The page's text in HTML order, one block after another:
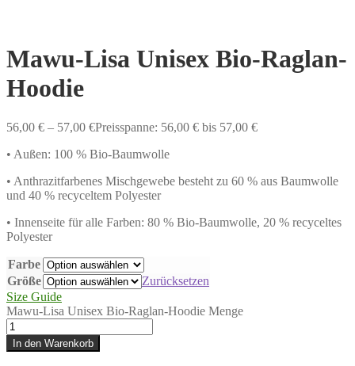
Mawu-Lisa Unisex Bio-Raglan-
Hoodie
56,00 € – 57,00 €Preisspanne: 56,00 € bis 57,00 €
• Außen: 100 % Bio-Baumwolle
• Anthrazitfarbenes Mischgewebe besteht zu 60 % aus Baumwolle
und 40 % recyceltem Polyester
• Innenseite für alle Farben: 80 % Bio-Baumwolle, 20 % recyceltes
Polyester
Farbe
Größe
Zurücksetzen
Size Guide
Mawu-Lisa Unisex Bio-Raglan-Hoodie Menge
In den Warenkorb